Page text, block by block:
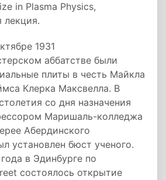
in Plasma Physics,
лекция.
1931
аббатстве были
плиты в честь Майкла
Клерка Максвелла. В
со дня назначения
Маришаль-колледжа
Абердинского
установлен бюст ученого.
в Эдинбурге по
состоялось открытие